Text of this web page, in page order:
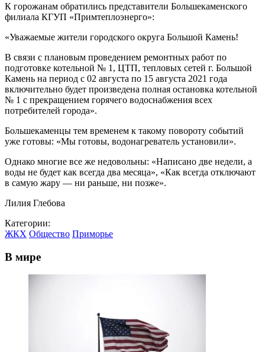
К горожанам обратились представители Большекаменского
филиала КГУП «Примтеплоэнерго»:
«Уважаемые жители городского округа Большой Камень!
В связи с плановым проведением ремонтных работ по
подготовке котельной № 1, ЦТП, тепловых сетей г. Большой
Камень на период с 02 августа по 15 августа 2021 года
включительно будет произведена полная остановка котельной
№ 1 с прекращением горячего водоснабжения всех
потребителей города».
Большекаменцы тем временем к такому повороту событий
уже готовы: «Мы готовы, водонагреватель установили».
Однако многие все же недовольны: «Написано две недели, а
воды не будет как всегда два месяца», «Как всегда отключают
в самую жару — ни раньше, ни позже».
Лилия Глебова
Категории:
ЖКХ Общество Приморье
В мире